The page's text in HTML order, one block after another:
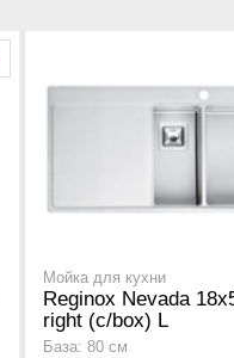
Мойка для кухни
Reginox Nevada
right (c/box) L
База: 80 см